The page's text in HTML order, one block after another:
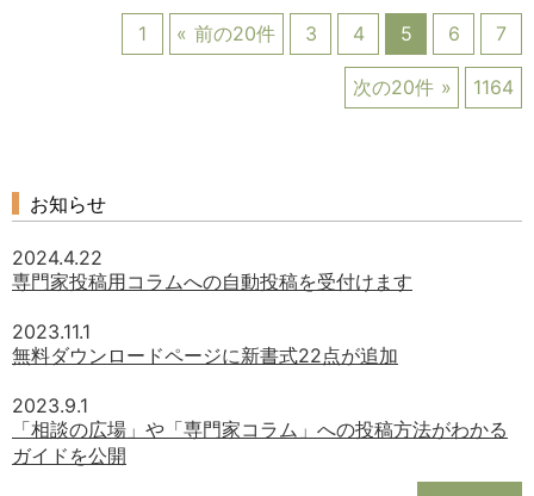
1
前の20件 3 4 5 6 7
次の20件 1164
お知らせ
2024.4.22
専門家投稿用コラムへの自動投稿を受付けます
2023.11.1
無料ダウンロードページに新書式22点が追加
2023.9.1
「相談の広場」や「専門家コラム」への投稿方法がわかる
ガイドを公開